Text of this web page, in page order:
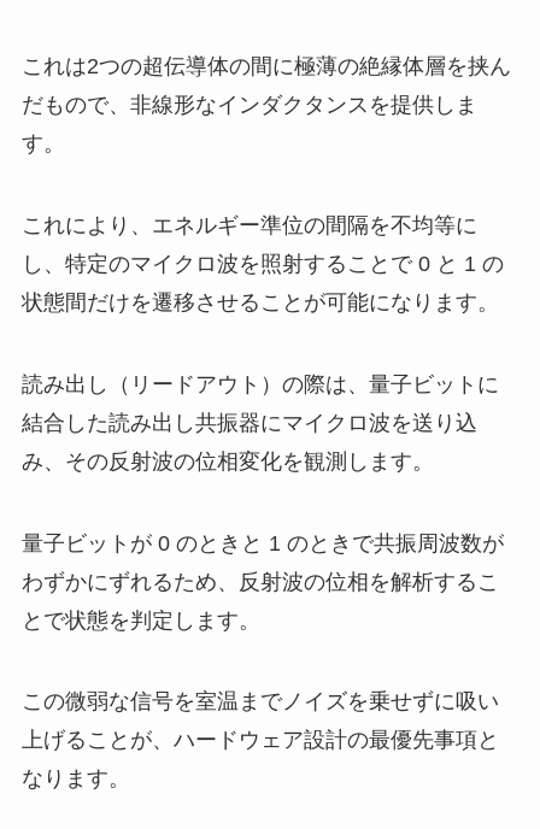
これは2つの超伝導体の間に極薄の絶縁体層を挟ん
だもので、非線形なインダクタンスを提供しま
す。
これにより、エネルギー準位の間隔を不均等に
し、特定のマイクロ波を照射することで 0 と 1 の
状態間だけを遷移させることが可能になります。
読み出し（リードアウト）の際は、量子ビットに
結合した読み出し共振器にマイクロ波を送り込
み、その反射波の位相変化を観測します。
量子ビットが 0 のときと 1 のときで共振周波数が
わずかにずれるため、反射波の位相を解析するこ
とで状態を判定します。
この微弱な信号を室温までノイズを乗せずに吸い
上げることが、ハードウェア設計の最優先事項と
なります。